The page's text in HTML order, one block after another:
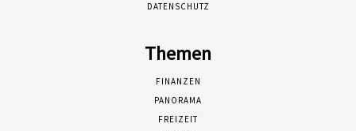
DATENSCHUTZ
Themen
FINANZEN
PANORAMA
FREIZEIT